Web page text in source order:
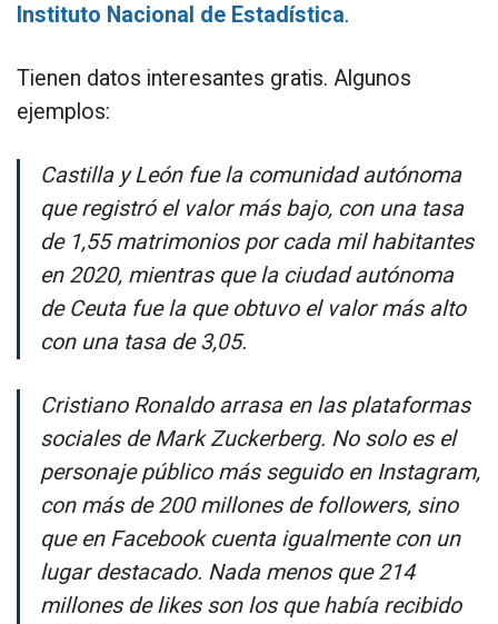
Instituto Nacional de Estadística.
Tienen datos interesantes gratis. Algunos
ejemplos:
Castilla y León fue la comunidad autónoma
que registró el valor más bajo, con una tasa
de 1,55 matrimonios por cada mil habitantes
en 2020, mientras que la ciudad autónoma
de Ceuta fue la que obtuvo el valor más alto
con una tasa de 3,05.
Cristiano Ronaldo arrasa en las plataformas
sociales de Mark Zuckerberg. No solo es el
personaje público más seguido en Instagram,
con más de 200 millones de followers, sino
que en Facebook cuenta igualmente con un
lugar destacado. Nada menos que 214
millones de likes son los que había recibido